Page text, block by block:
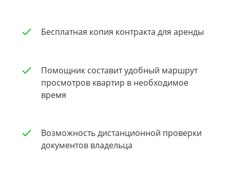
Бесплатная копия контракта для аренды
Помощник составит удобный маршрут
просмотров квартир в необходимое
время
Возможность дистанционной проверки
документов владельца